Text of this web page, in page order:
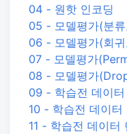
04 - 원핫 인코딩
05 - 모델평가(분류
06 - 모델평가(회귀
07 - 모델평가
08 - 모델평가
09 - 학습전 데이
10 - 학습전 데이터
11 - 학습전 데이터